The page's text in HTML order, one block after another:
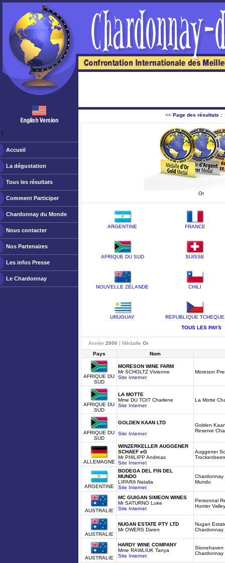
ￂﾠ
Accueil
La dégustation
Tous les résultats
Comment Participer
Chardonnay du Monde
Nous contacter
Nos Partenaires
Les infos Presse
Le Chardonnay
<< Page des résultats :
Or
ARGENTINE FRANCE
AFRIQUE DU SUD SUISSE
NOUVELLE ZÉLANDE CHILI
URUGUAY
REPUBLIQUE TCHEQUE
TOUS LES PAYS
Année 2006 | Médaille Or
Pays
Nom
AFRIQUE DU
SUD
MORESON WINE FARM
Mr SCHOLTZ Vivienne
Site Internet
Moreson
AFRIQUE DU
SUD
LA MOTTE
Mme DU TOIT Charlene
Site Internet
La Motte
AFRIQUE DU
SUD
GOLDEN KAAN LTD
Site Internet
Golden
Reserve
ALLEMAGNE
WINZERKELLER AUGGENER
SCHAEF eG
Mr PHILIPP Andreas
Site Internet
Auggener
ARGENTINE
BODEGA DEL FIN DEL
MUNDO
LIPARA Natalia
Site Internet
Chardonnay
Mundo
AUSTRALIE
MC GUIGAN SIMEON WINES
Mr SATURNO Luke
Site Internet
Personnal
Hunter Valley
AUSTRALIE
NUGAN ESTATE PTY LTD
Mr OWERS Daren
Nugan
Chardonnay
AUSTRALIE
HARDY WINE COMPANY
Mme RAWLIUK Tanya
Site Internet
Stonehaven
Chardonnay